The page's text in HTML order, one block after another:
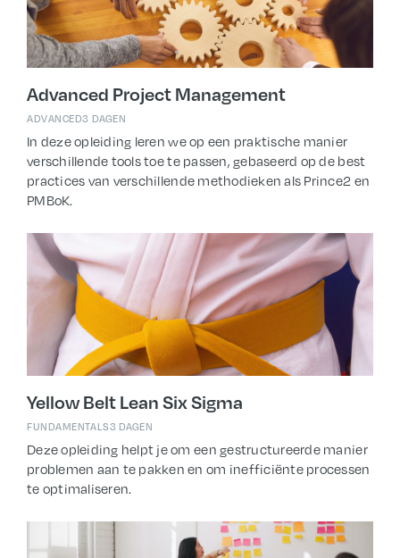
Advanced Project Management
ADVANCED3 DAGEN
In deze opleiding leren we op een praktische manier
verschillende tools toe te passen, gebaseerd op de best
practices van verschillende methodieken als Prince2 en
PMBoK.
Yellow Belt Lean Six Sigma
FUNDAMENTALS3 DAGEN
Deze opleiding helpt je om een gestructureerde manier
problemen aan te pakken en om inefficiënte processen
te optimaliseren.